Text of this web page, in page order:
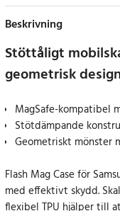
Beskrivning
Stöttåligt
geometrisk design
MagSafe-kompatibel
Stötdämpande
Geometriskt mönster
Flash Mag Case för
med effektivt skydd.